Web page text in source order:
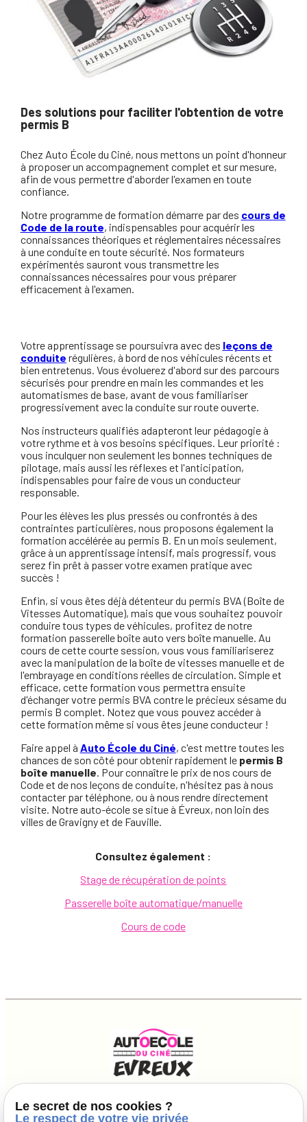
Des solutions pour faciliter l'obtention de votre
permis B
Chez Auto École du Ciné, nous mettons un point d'honneur
à proposer un accompagnement complet et sur mesure,
afin de vous permettre d'aborder l'examen en toute
confiance.
Notre programme de formation démarre par des cours de
Code de la route, indispensables pour acquérir les
connaissances théoriques et réglementaires nécessaires
à une conduite en toute sécurité. Nos formateurs
expérimentés sauront vous transmettre les
connaissances nécessaires pour vous préparer
efficacement à l'examen.
Votre apprentissage se poursuivra avec des leçons de
conduite régulières, à bord de nos véhicules récents et
bien entretenus. Vous évoluerez d'abord sur des parcours
sécurisés pour prendre en main les commandes et les
automatismes de base, avant de vous familiariser
progressivement avec la conduite sur route ouverte.
Nos instructeurs qualifiés adapteront leur pédagogie à
votre rythme et à vos besoins spécifiques. Leur priorité :
vous inculquer non seulement les bonnes techniques de
pilotage, mais aussi les réflexes et l'anticipation,
indispensables pour faire de vous un conducteur
responsable.
Pour les élèves les plus pressés ou confrontés à des
contraintes particulières, nous proposons également la
formation accélérée au permis B. En un mois seulement,
grâce à un apprentissage intensif, mais progressif, vous
serez fin prêt à passer votre examen pratique avec
succès !
Enfin, si vous êtes déjà détenteur du permis BVA (Boîte de
Vitesses Automatique), mais que vous souhaitez pouvoir
conduire tous types de véhicules, profitez de notre
formation passerelle boîte auto vers boîte manuelle. Au
cours de cette courte session, vous vous familiariserez
avec la manipulation de la boîte de vitesses manuelle et de
l'embrayage en conditions réelles de circulation. Simple et
efficace, cette formation vous permettra ensuite
d'échanger votre permis BVA contre le précieux sésame du
permis B complet. Notez que vous pouvez accéder à
cette formation même si vous êtes jeune conducteur !
Faire appel à Auto École du Ciné, c'est mettre toutes les
chances de son côté pour obtenir rapidement le permis B
boîte manuelle. Pour connaître le prix de nos cours de
Code et de nos leçons de conduite, n'hésitez pas à nous
contacter par téléphone, ou à nous rendre directement
visite. Notre auto-école se situe à Évreux, non loin des
villes de Gravigny et de Fauville.
Consultez également :
Stage de récupération de points
Passerelle boîte automatique/manuelle
Cours de code
02 32 39 26 98
Le secret de nos cookies ?
Le respect de votre vie privée